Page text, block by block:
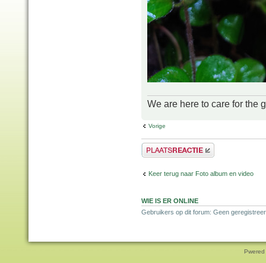
We are here to care for the
Vorige
Plaats een reactie
Keer terug naar Foto album en video
WIE IS ER ONLINE
Gebruikers op dit forum: Geen